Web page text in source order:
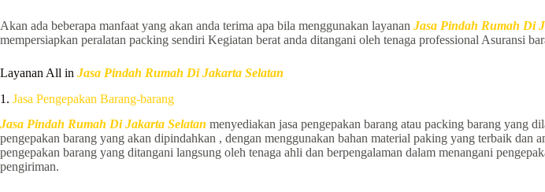
Akan ada beberapa manfaat yang akan anda terima apa bila menggunakan layanan Jasa Pindah Rumah Di
mempersiapkan peralatan packing sendiri Kegiatan berat anda ditangani oleh tenaga professional Asuransi
Layanan All in Jasa Pindah Rumah Di Jakarta Selatan
1. Jasa Pengepakan Barang-barang
Jasa Pindah Rumah Di Jakarta Selatan menyediakan jasa pengepakan barang atau packing barang yang
pengepakan barang yang akan dipindahkan , dengan menggunakan bahan material paking yang terbaik
pengepakan barang yang ditangani langsung oleh tenaga ahli dan berpengalaman dalam menangani
pengiriman.